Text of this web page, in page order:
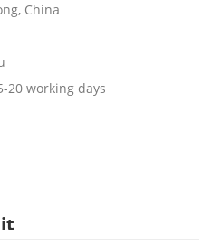
China
20 working days